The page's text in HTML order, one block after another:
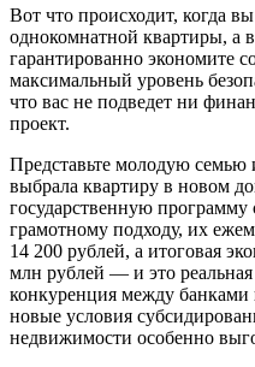
Вот что происходит, когда
однокомнатной квартиры, а
гарантированно экономите
максимальный уровень
что вас не подведет ни
проект.
Представьте молодую семью
выбрала квартиру в новом
государственную программу
грамотному подходу, их
14 200 рублей, а итоговая
млн рублей — и это реальная
конкуренция между банками
новые условия
недвижимости особенно